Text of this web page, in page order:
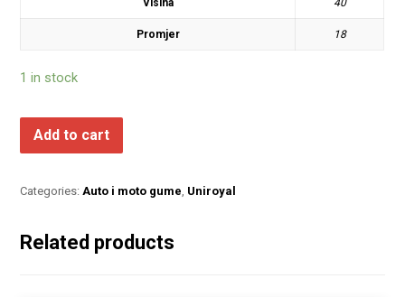
Visina 40
Promjer 18
1 in stock
Add to cart
Categories:Auto i moto gume, Uniroyal
Related products